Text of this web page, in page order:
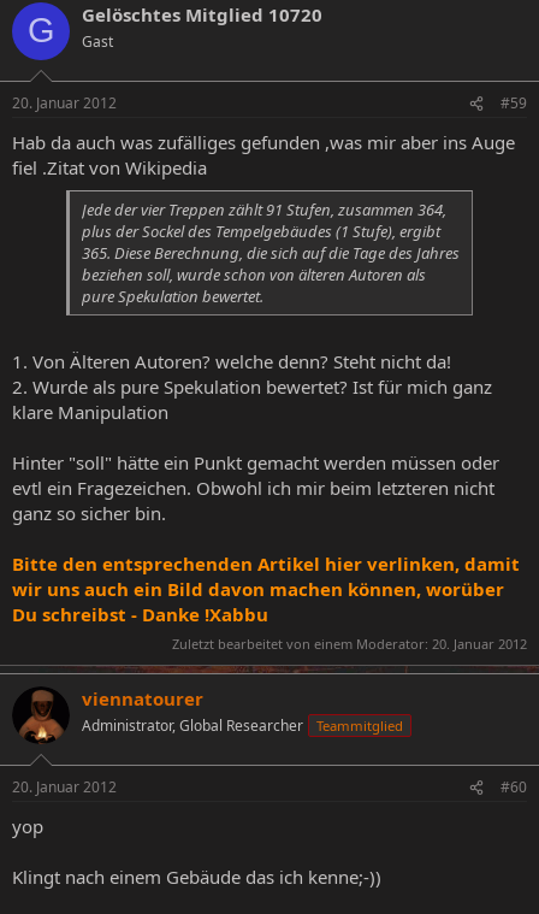
G Gelöschtes Mitglied 10720
Gast
20. Januar 2012 #59
Hab da auch was zufälliges gefunden ,was mir aber ins Auge
fiel .Zitat von Wikipedia
Jede der vier Treppen zählt 91 Stufen, zusammen 364,
plus der Sockel des Tempelgebäudes (1 Stufe), ergibt
365. Diese Berechnung, die sich auf die Tage des Jahres
beziehen soll, wurde schon von älteren Autoren als
pure Spekulation bewertet.
1. Von Älteren Autoren? welche denn? Steht nicht da!
2. Wurde als pure Spekulation bewertet? Ist für mich ganz
klare Manipulation
Hinter "soll" hätte ein Punkt gemacht werden müssen oder
evtl ein Fragezeichen. Obwohl ich mir beim letzteren nicht
ganz so sicher bin.
Bitte den entsprechenden Artikel hier verlinken, damit
wir uns auch ein Bild davon machen können, worüber
Du schreibst - Danke !Xabbu
Zuletzt bearbeitet von einem Moderator: 20. Januar 2012
viennatourer
Administrator, Global Researcher Teammitglied
20. Januar 2012 #60
yop
Klingt nach einem Gebäude das ich kenne;-))